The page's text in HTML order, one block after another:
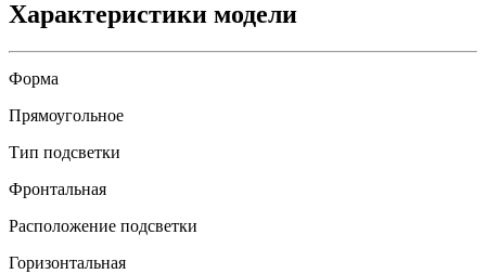
Характеристики модели
Форма
Прямоугольное
Тип подсветки
Фронтальная
Расположение подсветки
Горизонтальная